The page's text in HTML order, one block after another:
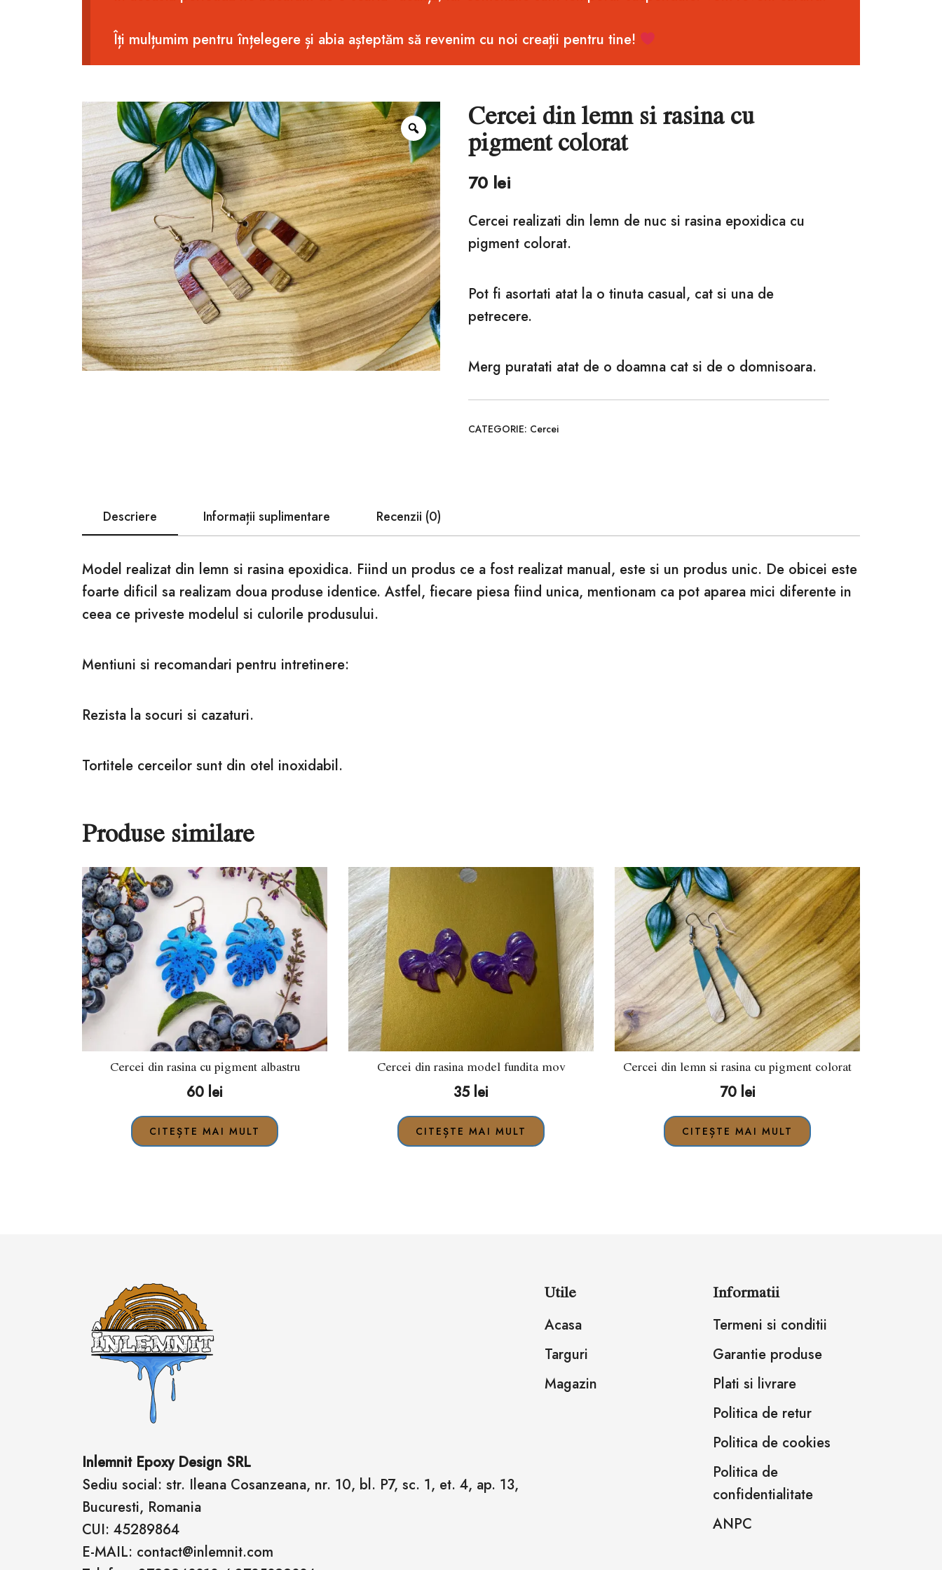
Îți mulțumim pentru înțelegere și abia așteptăm să revenim cu noi creații pentru tine!
Zoom Cercei din lemn si rasina cu
pigment colorat
70 lei
Cercei realizati din lemn de nuc si rasina epoxidica cu
pigment colorat.
Pot fi asortati atat la o tinuta casual, cat si una de
petrecere.
Merg puratati atat de o doamna cat si de o domnisoara.
CATEGORIE: Cercei
Descriere Informații suplimentare Recenzii (0)
Model realizat din lemn si rasina epoxidica. Fiind un produs ce a fost realizat manual, este si un produs unic. De obicei este
foarte dificil sa realizam doua produse identice. Astfel, fiecare piesa fiind unica, mentionam ca pot aparea mici diferente in
ceea ce priveste modelul si culorile produsului.
Mentiuni si recomandari pentru intretinere:
Rezista la socuri si cazaturi.
Tortitele cerceilor sunt din otel inoxidabil.
Produse similare
Cercei din rasina cu pigment albastru
60 lei
CITEȘTE MAI MULT
Cercei din rasina model fundita mov
35 lei
CITEȘTE MAI MULT
Cercei din lemn si rasina cu pigment colorat
70 lei
CITEȘTE MAI MULT
Inlemnit Epoxy Design SRL
Sediu social: str. Ileana Cosanzeana, nr. 10, bl. P7, sc. 1, et. 4, ap. 13,
Bucuresti, Romania
CUI: 45289864
E-MAIL: contact@inlemnit.com
Utile
Acasa
Targuri
Magazin
Informatii
Termeni si conditii
Garantie produse
Plati si livrare
Politica de retur
Politica de cookies
Politica de
confidentialitate
ANPC